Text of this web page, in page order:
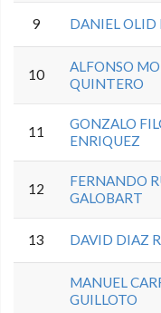
9 DANIEL OLID
10
ALFONSO
QUINTERO
11
GONZALO
ENRIQUEZ
12
FERNANDO
GALOBART
13 DAVID DIAZ
MANUEL
GUILLOTO